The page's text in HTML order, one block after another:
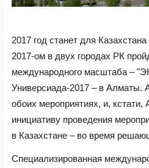
2017 год станет для
2017-ом в двух городах РК
международного масштаба –
Универсиада-2017 – в Алматы.
обоих мероприятиях, и,
инициативу проведения
в Казахстане – во время
Специализированная